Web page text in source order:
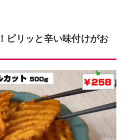
ピリッと辛い味付けがお